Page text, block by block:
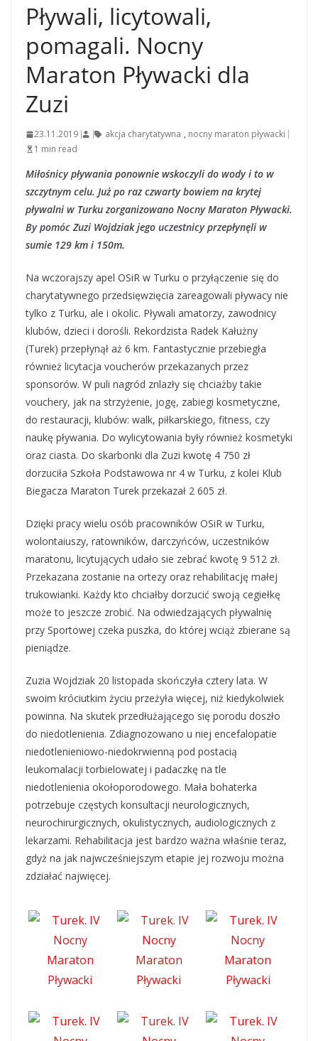
Pływali, licytowali,
pomagali. Nocny
Maraton Pływacki dla
Zuzi
23.11.2019 akcja charytatywna , nocny maraton pływacki
1 min read
Miłośnicy pływania ponownie wskoczyli do wody i to w
szczytnym celu. Już po raz czwarty bowiem na krytej
pływalni w Turku zorganizowano Nocny Maraton Pływacki.
By pomóc Zuzi Wojdziak jego uczestnicy przepłynęli w
sumie 129 km i 150m.
Na wczorajszy apel OSiR w Turku o przyłączenie się do
charytatywnego przedsięwzięcia zareagowali pływacy nie
tylko z Turku, ale i okolic. Pływali amatorzy, zawodnicy
klubów, dzieci i dorośli. Rekordzista Radek Kałużny
(Turek) przepłynął aż 6 km. Fantastycznie przebiegła
również licytacja voucherów przekazanych przez
sponsorów. W puli nagród znlazły się chciażby takie
vouchery, jak na strzyżenie, jogę, zabiegi kosmetyczne,
do restauracji, klubów: walk, piłkarskiego, fitness, czy
naukę pływania. Do wylicytowania były również kosmetyki
oraz ciasta. Do skarbonki dla Zuzi kwotę 4 750 zł
dorzuciła Szkoła Podstawowa nr 4 w Turku, z kolei Klub
Biegacza Maraton Turek przekazał 2 605 zł.
Dzięki pracy wielu osób pracowników OSiR w Turku,
wolontaiuszy, ratowników, darczyńców, uczestników
maratonu, licytujących udało sie zebrać kwotę 9 512 zł.
Przekazana zostanie na ortezy oraz rehabilitację małej
trukowianki. Każdy kto chciałby dorzucić swoją cegiełkę
może to jeszcze zrobić. Na odwiedzających pływalnię
przy Sportowej czeka puszka, do której wciąż zbierane są
pieniądze.
Zuzia Wojdziak 20 listopada skończyła cztery lata. W
swoim króciutkim życiu przeżyła więcej, niż kiedykolwiek
powinna. Na skutek przedłużającego się porodu doszło
do niedotlenienia. Zdiagnozowano u niej encefalopatie
niedotlenieniowo-niedokrwienną pod postacią
leukomalacji torbielowatej i padaczkę na tle
niedotlenienia okołoporodowego. Mała bohaterka
potrzebuje częstych konsultacji neurologicznych,
neurochirurgicznych, okulistycznych, audiologicznych z
lekarzami. Rehabilitacja jest bardzo ważna właśnie teraz,
gdyż na jak najwcześniejszym etapie jej rozwoju można
zdziałać najwięcej.